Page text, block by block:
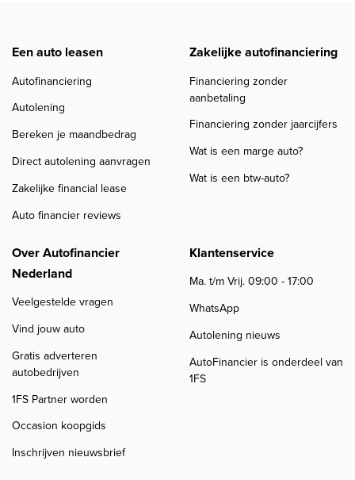
Een auto leasen
Autofinanciering
Autolening
Bereken je maandbedrag
Direct autolening aanvragen
Zakelijke financial lease
Auto financier reviews
Zakelijke autofinanciering
Financiering zonder
aanbetaling
Financiering zonder jaarcijfers
Wat is een marge auto?
Wat is een btw-auto?
Over Autofinancier
Nederland
Veelgestelde vragen
Vind jouw auto
Gratis adverteren
autobedrijven
1FS Partner worden
Occasion koopgids
Inschrijven nieuwsbrief
Klantenservice
Ma. t/m Vrij. 09:00 - 17:00
WhatsApp
Autolening nieuws
AutoFinancier is onderdeel van
1FS